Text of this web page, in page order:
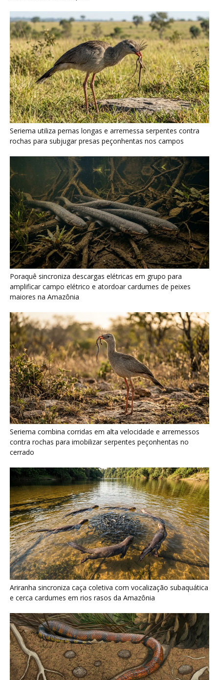
Seriema utiliza pernas longas e arremessa serpentes contra
rochas para subjugar presas peçonhentas nos campos
Poraquê sincroniza descargas elétricas em grupo para
amplificar campo elétrico e atordoar cardumes de peixes
maiores na Amazônia
Seriema combina corridas em alta velocidade e arremessos
contra rochas para imobilizar serpentes peçonhentas no
cerrado
Ariranha sincroniza caça coletiva com vocalização subaquática
e cerca cardumes em rios rasos da Amazônia